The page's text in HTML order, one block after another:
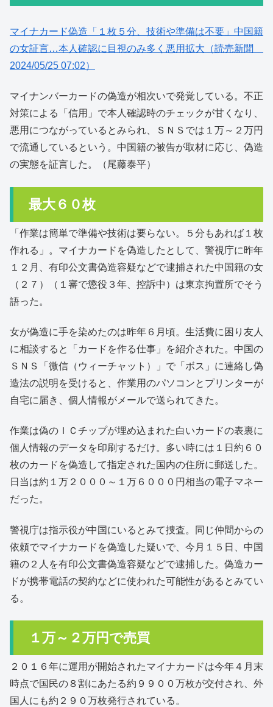
マイナカード偽造「１枚５分、技術や準備は不要」中国籍
の女証言…本人確認に目視のみ多く悪用拡大（読売新聞
2024/05/25 07:02）
マイナンバーカードの偽造が相次いで発覚している。不正
対策による「信用」で本人確認時のチェックが甘くなり、
悪用につながっているとみられ、ＳＮＳでは１万～２万円
で流通しているという。中国籍の被告が取材に応じ、偽造
の実態を証言した。（尾藤泰平）
最大６０枚
「作業は簡単で準備や技術は要らない。５分もあれば１枚
作れる」。マイナカードを偽造したとして、警視庁に昨年
１２月、有印公文書偽造容疑などで逮捕された中国籍の女
（２７）（１審で懲役３年、控訴中）は東京拘置所でそう
語った。
女が偽造に手を染めたのは昨年６月頃。生活費に困り友人
に相談すると「カードを作る仕事」を紹介された。中国の
ＳＮＳ「微信（ウィーチャット）」で「ボス」に連絡し偽
造法の説明を受けると、作業用のパソコンとプリンターが
自宅に届き、個人情報がメールで送られてきた。
作業は偽のＩＣチップが埋め込まれた白いカードの表裏に
個人情報のデータを印刷するだけ。多い時には１日約６０
枚のカードを偽造して指定された国内の住所に郵送した。
日当は約１万２０００～１万６０００円相当の電子マネー
だった。
警視庁は指示役が中国にいるとみて捜査。同じ仲間からの
依頼でマイナカードを偽造した疑いで、今月１５日、中国
籍の２人を有印公文書偽造容疑などで逮捕した。偽造カー
ドが携帯電話の契約などに使われた可能性があるとみてい
る。
１万～２万円で売買
２０１６年に運用が開始されたマイナカードは今年４月末
時点で国民の８割にあたる約９９００万枚が交付され、外
国人にも約２９０万枚発行されている。